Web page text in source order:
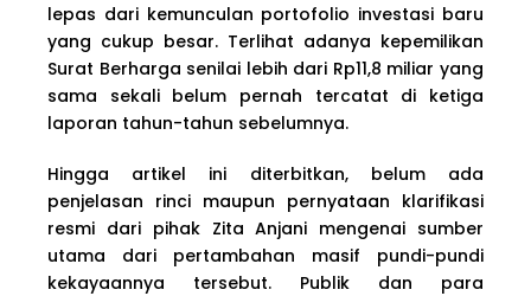
lepas dari kemunculan portofolio investasi baru
yang cukup besar. Terlihat adanya kepemilikan
Surat Berharga senilai lebih dari Rp11,8 miliar yang
sama sekali belum pernah tercatat di ketiga
laporan tahun-tahun sebelumnya.
Hingga artikel ini diterbitkan, belum ada
penjelasan rinci maupun pernyataan klarifikasi
resmi dari pihak Zita Anjani mengenai sumber
utama dari pertambahan masif pundi-pundi
kekayaannya tersebut. Publik dan para